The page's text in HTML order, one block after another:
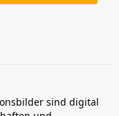
sind digital